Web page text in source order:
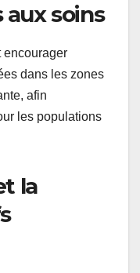
aux soins
encourager
dans les zones
afin
les populations
la